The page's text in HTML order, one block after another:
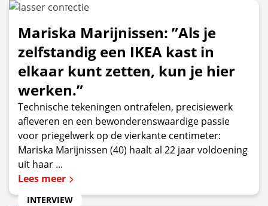
Mariska Marijnissen: ”Als je
zelfstandig een IKEA kast in
elkaar kunt zetten, kun je hier
werken.”
Technische tekeningen ontrafelen, precisiewerk
afleveren en een bewonderenswaardige passie
voor priegelwerk op de vierkante centimeter:
Mariska Marijnissen (40) haalt al 22 jaar voldoening
uit haar ...
Lees meer
INTERVIEW